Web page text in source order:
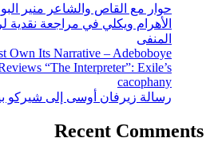
حوار مع القاص والشاعر منير
الأهرام ويكلي في مراجعة
المنفى
Own Its Narrative – Adeboboye
“The Interpreter”: Exile’s
cacophany
رسالة زيرفان أوسى إلى شيركو
Recent Comments